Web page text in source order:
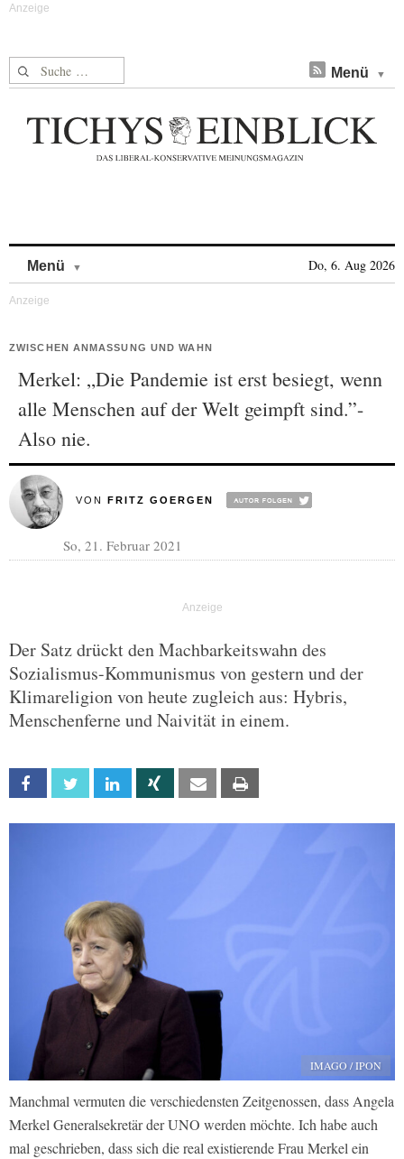
Suche nach: Menü
Menü Do, 6. Aug 2026
ZWISCHEN ANMASSUNG UND WAHN
Merkel: „Die Pandemie ist erst besiegt, wenn
alle Menschen auf der Welt geimpft sind.”-
Also nie.
VON FRITZ GOERGEN
So, 21. Februar 2021
Der Satz drückt den Machbarkeitswahn des
Sozialismus-Kommunismus von gestern und der
Klimareligion von heute zugleich aus: Hybris,
Menschenferne und Naivität in einem.
Facebook Twitter Linkedin Xing Email
IMAGO / IPON
Manchmal vermuten die verschiedensten Zeitgenossen, dass Angela
Merkel Generalsekretär der UNO werden möchte. Ich habe auch
mal geschrieben, dass sich die real existierende Frau Merkel ein